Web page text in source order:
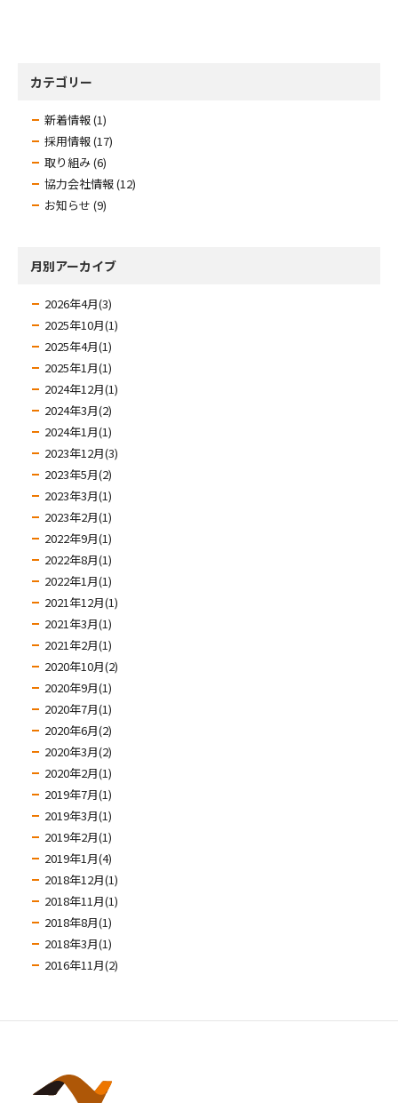
カテゴリー
新着情報 (1)
採用情報 (17)
取り組み (6)
協力会社情報 (12)
お知らせ (9)
月別アーカイブ
2026年4月(3)
2025年10月(1)
2025年4月(1)
2025年1月(1)
2024年12月(1)
2024年3月(2)
2024年1月(1)
2023年12月(3)
2023年5月(2)
2023年3月(1)
2023年2月(1)
2022年9月(1)
2022年8月(1)
2022年1月(1)
2021年12月(1)
2021年3月(1)
2021年2月(1)
2020年10月(2)
2020年9月(1)
2020年7月(1)
2020年6月(2)
2020年3月(2)
2020年2月(1)
2019年7月(1)
2019年3月(1)
2019年2月(1)
2019年1月(4)
2018年12月(1)
2018年11月(1)
2018年8月(1)
2018年3月(1)
2016年11月(2)